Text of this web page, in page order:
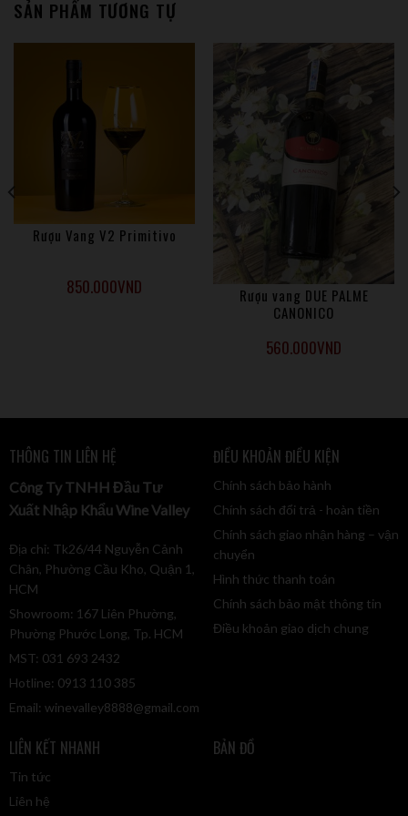
Montecoco rằng nó là thứ thức uống khiến mũi bạn được đi
vào một chuyến du hành của hương thơm từ những loài quả
mọng hoang dại như mận chín, dâu tây, blackberries.  Đặc
biệt là nốt hương của những loại quả như đang được nướng
dưới ánh nắng mặt trời.
Montecoco là dòng rượu vang DOP nổi tiếng nhất vùng
Salento và là biểu tượng cho phong cách làm rượu vang của
truyền thống của người Hi Lạp – La Mã cổ đại. Thổ nhưỡng
Montecoco (tên một quận gần Cellino San Marco) là sự kết
thu hoạch có chọn lọc vào tháng chín. Được ủ 8 tháng trong
thùng gỗ sồi Pháp, sau đó trưởng thành trong chai và đưa ra
dâu tây, dâu đen, mùi thịt nướng. Hài hòa trong vòm miệng
với sự tinh tế và ngọt ngào.
Tất cả tạo nên sự hài hòa trong miệng với những cảm nhận
nồng ấm, mịn màng và tinh tế.
Thiết kế vỏ chai Vang đỏ Due Palme Montecoco là mảnh
ghép của bộ sưu tập vang truyền thồng
Sắc ruby đỏ sáng rực với ánh tím óng ánh thân chai Vang đỏ
Due Palme Montecoco sẽ làm xiêu lòng những kẻ sành
rượu đam mê sưu tầm thứ thức uống lên men này. Màu sắc
của thân chai sẽ là mảnh ghép hoàn hoản cho bộ sưu tập
trong quầy rượu nhà bạn thêm phần độc đáo. Bật mí bên lề
rằng vỏ chai Vang đỏ Due Palme Montecoco sử dụng hình
ảnh logo của chính nhà sản xuất lừng danh Due Palme, đây
sẽ là một điểm thu hút không thể bỏ qua của những người
sành rượu. Đặc biệt trong tiếng Ý, Due Palme cũng có nghĩa
là hai lòng bàn tay, điều này ẩn chứa những triết lý kinh
SẢN PHẨM TƯƠNG TỰ
Rượu Vang V2 Primitivo
850.000VND
Rượu vang DUE PALME
CANONICO
560.000VND
THÔNG TIN LIÊN HỆ
Công Ty TNHH Đầu Tư
Xuất Nhập Khẩu Wine Valley
Địa chỉ: Tk26/44 Nguyễn Cảnh
Chân, Phường Cầu Kho, Quận 1,
HCM
Showroom: 167 Liên Phường,
Phường Phước Long, Tp. HCM
MST: 031 693 2432
Hotline: 0913 110 385
Email: winevalley8888@gmail.com
ĐIỀU KHOẢN ĐIỀU KIỆN
Chính sách bảo hành
Chính sách đổi trả - hoàn tiền
Chính sách giao nhận hàng – vận
chuyển
Hình thức thanh toán
Chính sách bảo mật thông tin
Điều khoản giao dịch chung
LIÊN KẾT NHANH
Tin tức
Liên hệ
BẢN ĐỒ